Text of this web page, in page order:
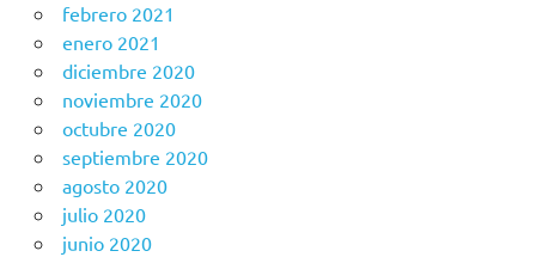
febrero 2021
enero 2021
diciembre 2020
noviembre 2020
octubre 2020
septiembre 2020
agosto 2020
julio 2020
junio 2020